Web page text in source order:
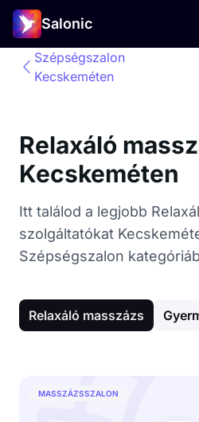
Salonic
Szépségszalon
Kecskeméten
Relaxáló
Kecskeméten
Itt találod a legjobb
szolgáltatókat
Szépségszalon
Relaxáló masszázs
MASSZÁZSSZALON